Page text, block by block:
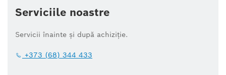
Serviciile noastre
Servicii înainte și după achiziție.
+373 (68) 344 433